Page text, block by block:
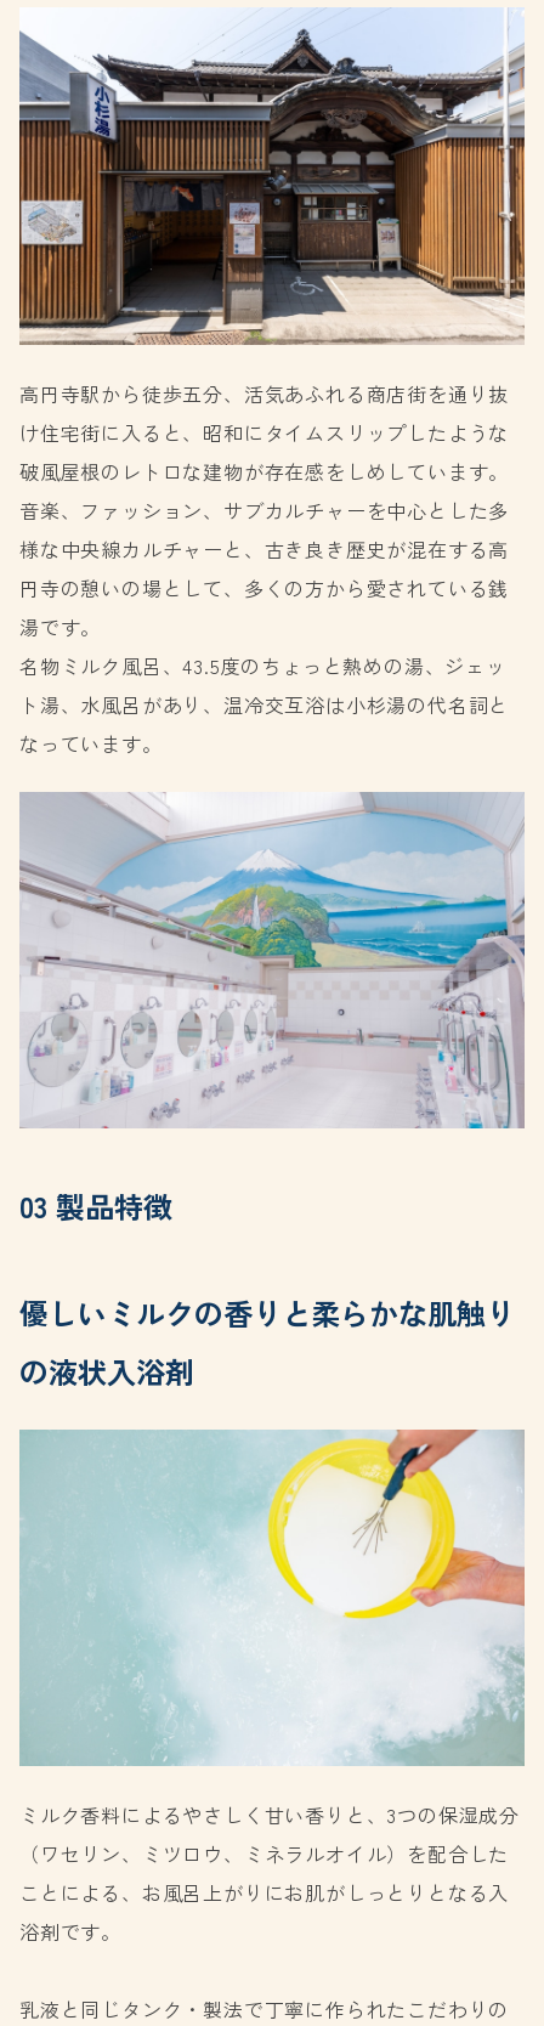
高円寺駅から徒歩五分、活気あふれる商店街を通り抜
け住宅街に入ると、昭和にタイムスリップしたような
破風屋根のレトロな建物が存在感をしめしています。
音楽、ファッション、サブカルチャーを中心とした多
様な中央線カルチャーと、古き良き歴史が混在する高
円寺の憩いの場として、多くの方から愛されている銭
湯です。
名物ミルク風呂、43.5度のちょっと熱めの湯、ジェッ
ト湯、水風呂があり、温冷交互浴は小杉湯の代名詞と
なっています。
03 製品特徴
優しいミルクの香りと柔らかな肌触り
の液状入浴剤
ミルク香料によるやさしく甘い香りと、3つの保湿成分
（ワセリン、ミツロウ、ミネラルオイル）を配合した
ことによる、お風呂上がりにお肌がしっとりとなる入
浴剤です。
乳液と同じタンク・製法で丁寧に作られたこだわりの